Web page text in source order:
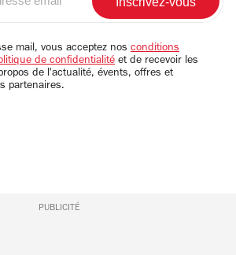
mail, vous acceptez nos conditions
de confidentialité et de recevoir les
de l'actualité, évents, offres et
partenaires.
PUBLICITÉ